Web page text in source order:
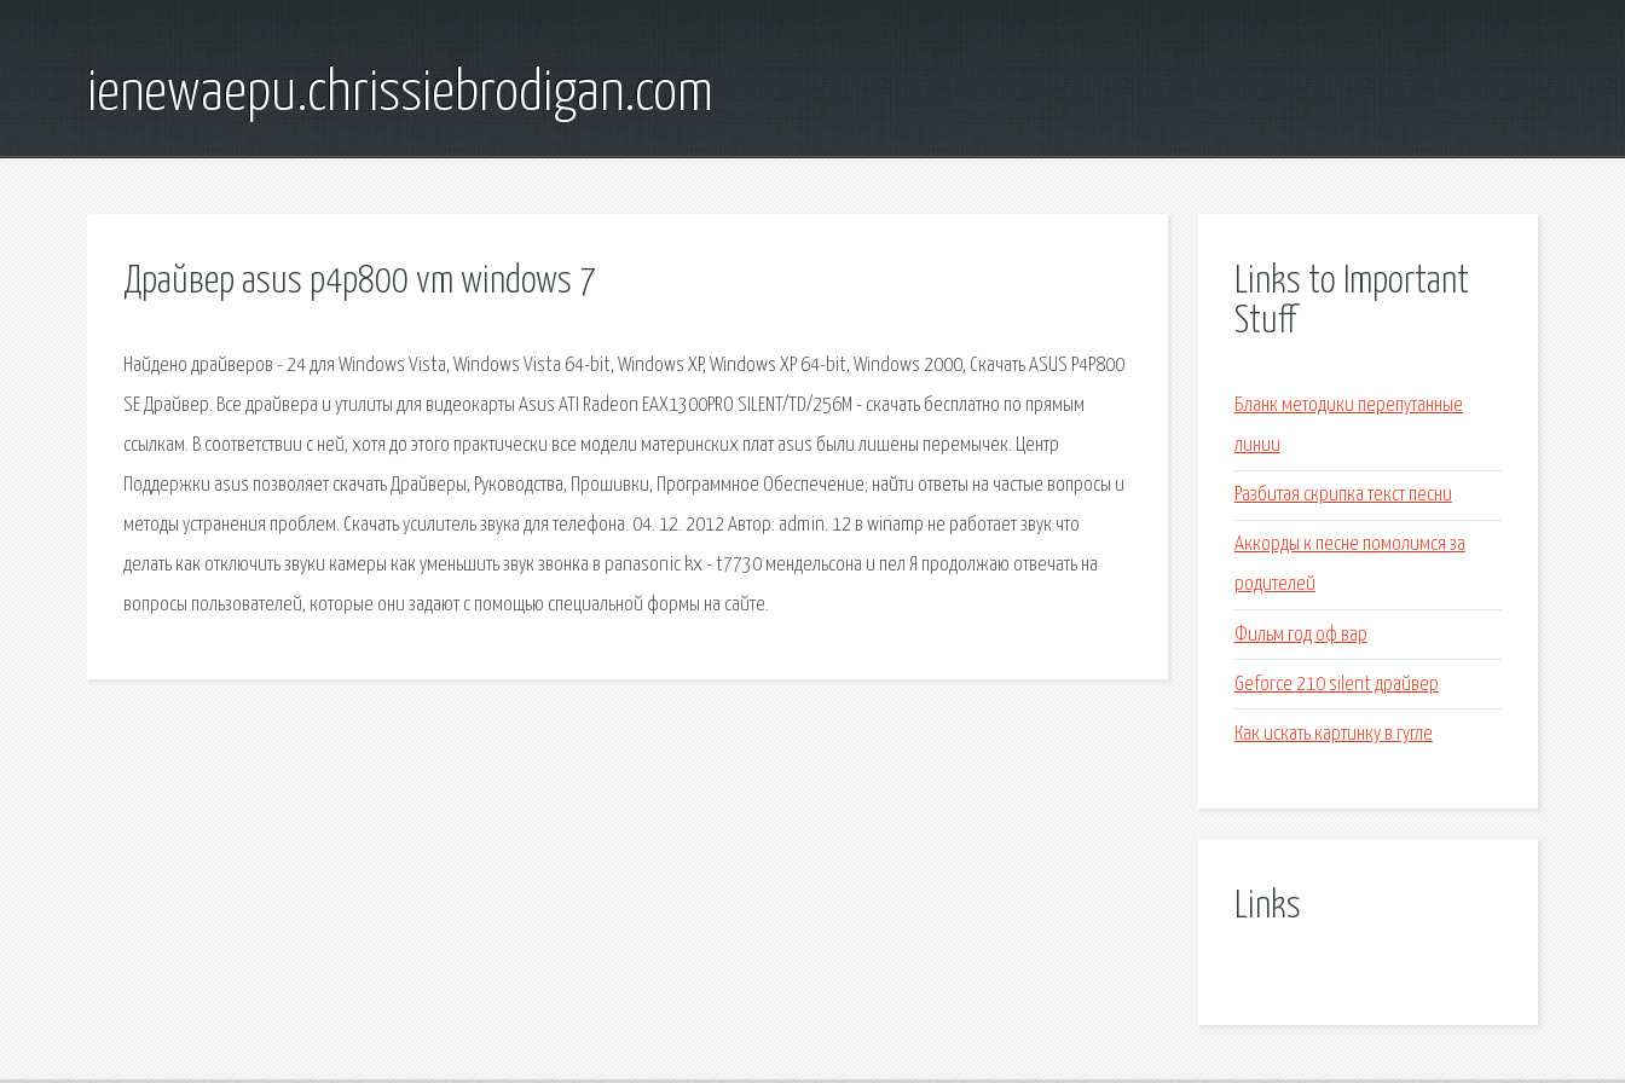
ienewaepu.chrissiebrodigan.com
Драйвер asus p4p800 vm windows 7
Найдено драйверов - 24 для Windows Vista, Windows Vista 64-bit, Windows XP, Windows XP 64-bit, Windows 2000, Скачать ASUS P4P800
SE Драйвер. Все драйвера и утилиты для видеокарты Asus ATI Radeon EAX1300PRO SILENT/TD/256M - скачать бесплатно по прямым
ссылкам. В соответствии с ней, хотя до этого практически все модели материнских плат asus были лишены перемычек. Центр
Поддержки asus позволяет скачать Драйверы, Руководства, Прошивки, Программное Обеспечение; найти ответы на частые вопросы и
методы устранения проблем. Скачать усилитель звука для телефона. 04. 12. 2012 Автор: admin. 12 в winamp не работает звук что
делать как отключить звуки камеры как уменьшить звук звонка в panasonic kx - t7730 мендельсона и пел Я продолжаю отвечать на
вопросы пользователей, которые они задают с помощью специальной формы на сайте.
Links to Important
Stuff
Бланк методики перепутанные
линии
Разбитая скрипка текст песни
Аккорды к песне помолимся за
родителей
Фильм год оф вар
Geforce 210 silent драйвер
Как искать картинку в гугле
Links